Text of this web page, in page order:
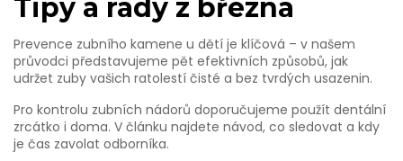
Tipy a rady z března
Prevence zubního kamene u dětí je klíčová – v našem
průvodci představujeme pět efektivních způsobů, jak
udržet zuby vašich ratolestí čisté a bez tvrdých usazenin.
Pro kontrolu zubních nádorů doporučujeme použít dentální
zrcátko i doma. V článku najdete návod, co sledovat a kdy
je čas zavolat odborníka.